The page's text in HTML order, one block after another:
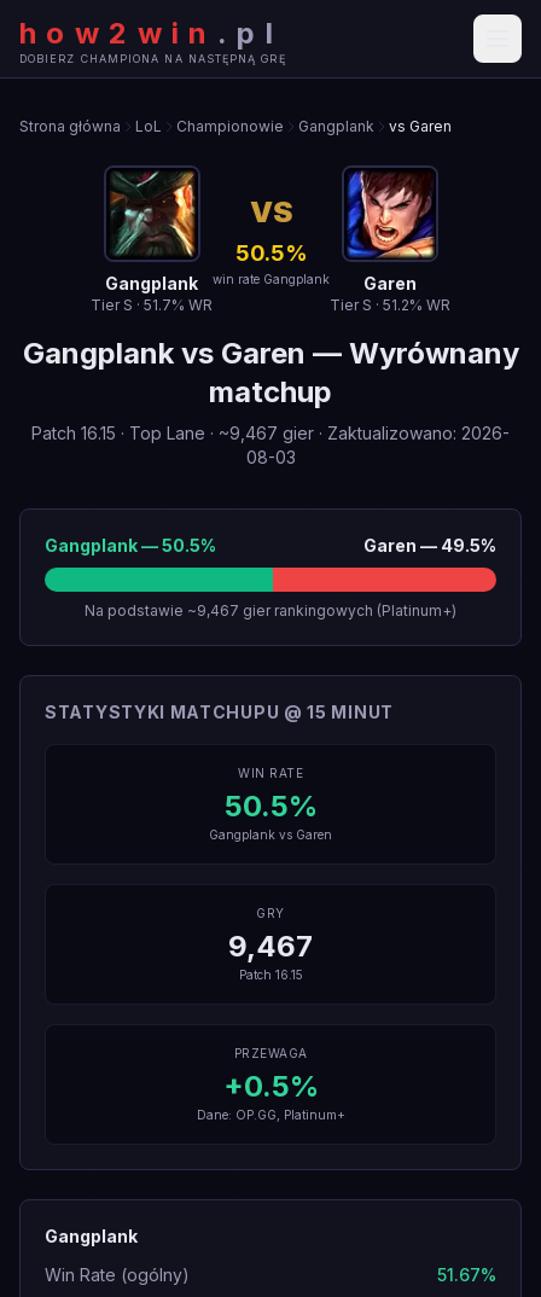
how2win . pl
DOBIERZ CHAMPIONA NA NASTĘPNĄ GRĘ
Strona główna LoL Championowie Gangplank vs Garen
Gangplank
Tier S · 51.7% WR
VS
50.5%
win rate Gangplank Garen
Tier S · 51.2% WR
Gangplankvs Garen — Wyrównany
matchup
Patch 16.15 · Top Lane · ~9,467 gier · Zaktualizowano: 2026-
08-03
Gangplank—50.5% Garen — 49.5%
Na podstawie ~9,467 gier rankingowych (Platinum+)
STATYSTYKI MATCHUPU @ 15 MINUT
WIN RATE
50.5%
Gangplank vs Garen
GRY
9,467
Patch 16.15
PRZEWAGA
+0.5%
Dane: OP.GG, Platinum+
Gangplank
Win Rate (ogólny)
51.67%